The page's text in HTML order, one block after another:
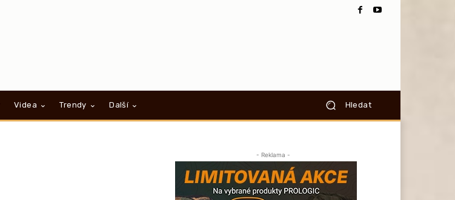
Videa Trendy Další Hledat
- Reklama -